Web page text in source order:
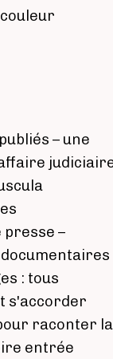
– une
–
: tous
s'accorder
raconter la
entrée